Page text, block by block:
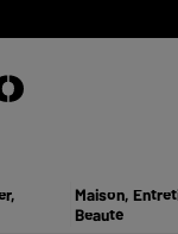
Maison,
Beauté